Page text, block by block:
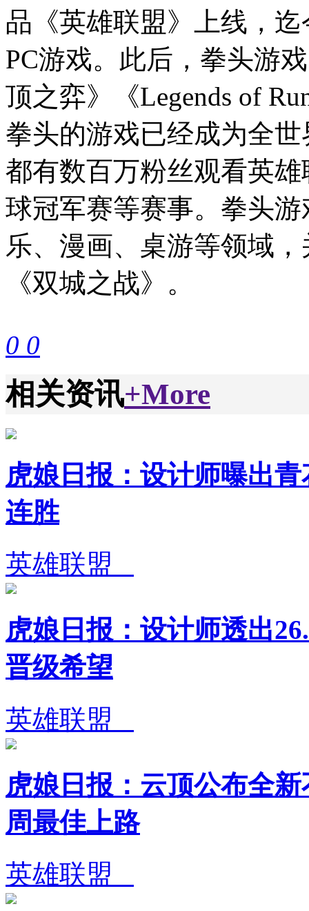
品《英雄联盟》上线，
PC游戏。此后，拳头游
顶之弈》《Legends of
拳头的游戏已经成为全
都有数百万粉丝观看英
球冠军赛等赛事。拳头
乐、漫画、桌游等领域
《双城之战》。
0 0
相关资讯+More
虎娘日报：设计师曝出
连胜
英雄联盟
虎娘日报：设计师透出
晋级希望
英雄联盟
虎娘日报：云顶公布全
周最佳上路
英雄联盟